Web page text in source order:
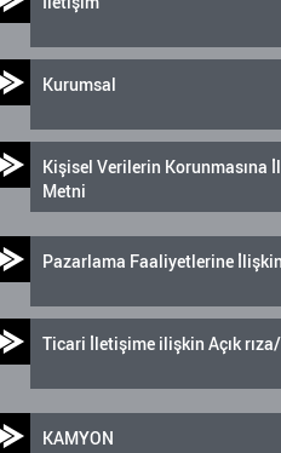
Kurumsal
Kişisel Verilerin Korunmasına
Metni
Pazarlama Faaliyetlerine İlişkin
Ticari İletişime ilişkin Açık
KAMYON